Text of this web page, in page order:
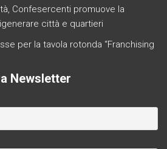
Confesercenti promuove la
città e quartieri
per la tavola rotonda “Franchising
Newsletter